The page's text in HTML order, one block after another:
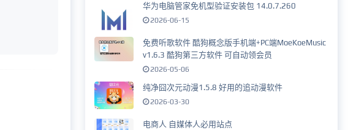
华为电脑管家免机型验证安装包 14.0.7.260
2026-06-15
免费听歌软件 酷狗概念版手机端+PC端MoeKoeMusic
v1.6.3 酷狗第三方软件 可自动领会员
2026-05-06
纯净囧次元动漫1.5.8 好用的追动漫软件
2026-03-30
电商人 自媒体人必用站点